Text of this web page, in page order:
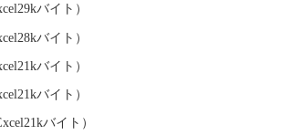
バイト）
バイト）
バイト）
バイト）
バイト）